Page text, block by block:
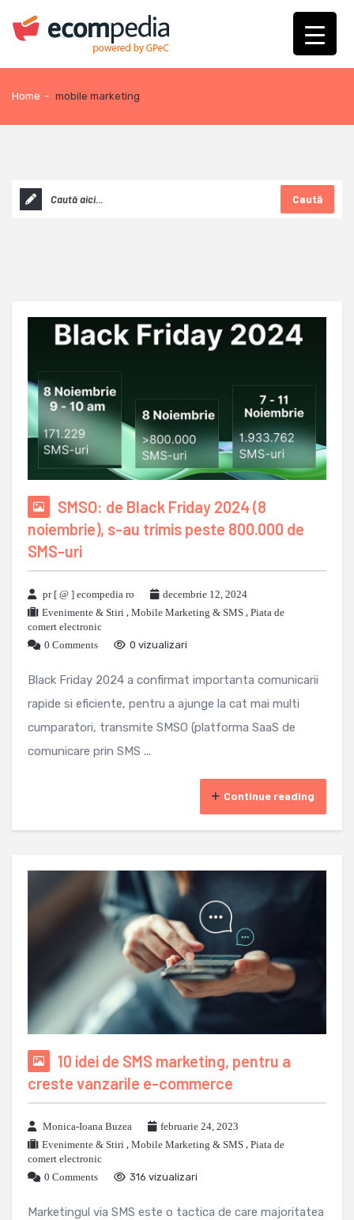
Home - mobile marketing
Caută
SMSO: de Black Friday 2024 (8
noiembrie), s-au trimis peste 800.000 de
SMS-uri
pr [ @ ] ecompedia ro
decembrie 12, 2024
Evenimente & Stiri , Mobile Marketing & SMS , Piata de
comert electronic
0 Comments
0 vizualizari
Black Friday 2024 a confirmat importanta comunicarii
rapide si eficiente, pentru a ajunge la cat mai multi
cumparatori, transmite SMSO (platforma SaaS de
comunicare prin SMS ...
Continue reading
10 idei de SMS marketing, pentru a
creste vanzarile e-commerce
Monica-Ioana Buzea
februarie 24, 2023
Evenimente & Stiri , Mobile Marketing & SMS , Piata de
comert electronic
0 Comments
316 vizualizari
Marketingul via SMS este o tactica de care majoritatea